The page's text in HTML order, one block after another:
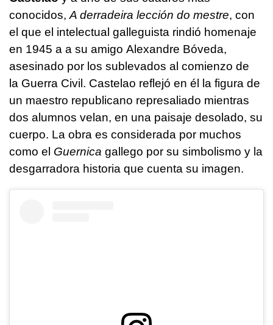
conocidos,A derradeira lección do mestre, con
el que el intelectual galleguista rindió homenaje
en 1945 a a su amigo Alexandre Bóveda,
asesinado por los sublevados al comienzo de
la Guerra Civil. Castelao reflejó en él la figura de
un maestro republicano represaliado mientras
dos alumnos velan, en una paisaje desolado, su
cuerpo. La obra es considerada por muchos
como el Guernica gallego por su simbolismo y la
desgarradora historia que cuenta su imagen.